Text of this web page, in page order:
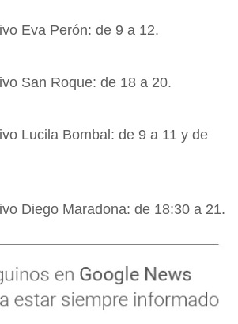
Eva Perón: de 9 a 12.
San Roque: de 18 a 20.
Lucila Bombal: de 9 a 11 y de
Diego Maradona: de 18:30 a 21.